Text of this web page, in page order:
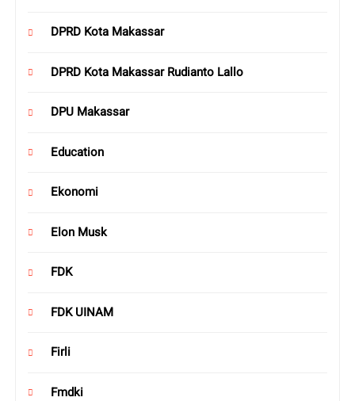
DPRD Kota Makassar
DPRD Kota Makassar Rudianto Lallo
DPU Makassar
Education
Ekonomi
Elon Musk
FDK
FDK UINAM
Firli
Fmdki